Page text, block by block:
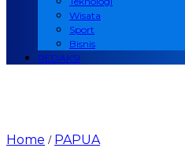
Wisata
Sport
Bisnis
REDAKSI
Home / PAPUA